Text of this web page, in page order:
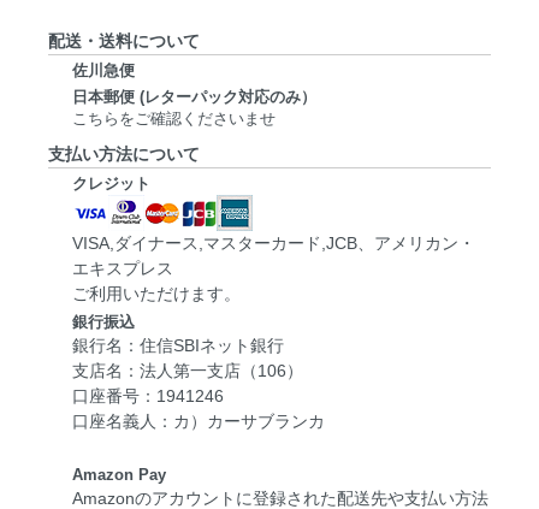
配送・送料について
佐川急便
日本郵便 (レターパック対応のみ）
こちらをご確認くださいませ
支払い方法について
クレジット
VISA,ダイナース,マスターカード,JCB、アメリカン・
エキスプレス
ご利用いただけます。
銀行振込
銀行名：住信SBIネット銀行
支店名：法人第一支店（106）
口座番号：1941246
口座名義人：カ）カーサブランカ
Amazon Pay
Amazonのアカウントに登録された配送先や支払い方法